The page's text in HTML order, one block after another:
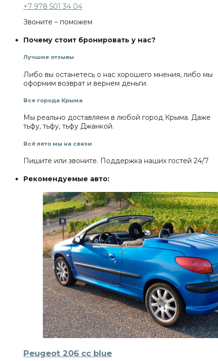
+7 978 501 34 04
Звоните – поможем
Почему стоит бронировать у нас?
Лучшие отзывы
Либо вы останетесь о нас хорошего мнения, либо мы
оформим возврат и вернем деньги.
Все города Крыма
Мы реально доставляем в любой город Крыма. Даже
тьфу, тьфу, тьфу Джанкой.
Всё лето мы на связи
Пишите или звоните. Поддержка наших гостей 24/7
Рекомендуемые авто:
Peugeot 206 cc blue